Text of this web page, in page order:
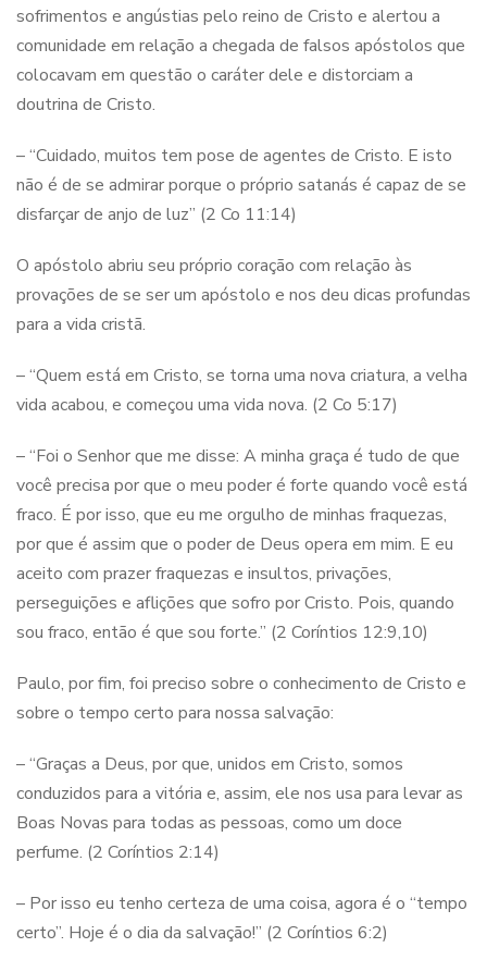
sofrimentos e angústias pelo reino de Cristo e alertou a
comunidade em relação a chegada de falsos apóstolos que
colocavam em questão o caráter dele e distorciam a
doutrina de Cristo.
– “Cuidado, muitos tem pose de agentes de Cristo. E isto
não é de se admirar porque o próprio satanás é capaz de se
disfarçar de anjo de luz” (2 Co 11:14)
O apóstolo abriu seu próprio coração com relação às
provações de se ser um apóstolo e nos deu dicas profundas
para a vida cristã.
– “Quem está em Cristo, se torna uma nova criatura, a velha
vida acabou, e começou uma vida nova. (2 Co 5:17)
– “Foi o Senhor que me disse: A minha graça é tudo de que
você precisa por que o meu poder é forte quando você está
fraco. É por isso, que eu me orgulho de minhas fraquezas,
por que é assim que o poder de Deus opera em mim. E eu
aceito com prazer fraquezas e insultos, privações,
perseguições e aflições que sofro por Cristo. Pois, quando
sou fraco, então é que sou forte.” (2 Coríntios 12:9,10)
Paulo, por fim, foi preciso sobre o conhecimento de Cristo e
sobre o tempo certo para nossa salvação:
– “Graças a Deus, por que, unidos em Cristo, somos
conduzidos para a vitória e, assim, ele nos usa para levar as
Boas Novas para todas as pessoas, como um doce
perfume. (2 Coríntios 2:14)
– Por isso eu tenho certeza de uma coisa, agora é o “tempo
certo”. Hoje é o dia da salvação!” (2 Coríntios 6:2)